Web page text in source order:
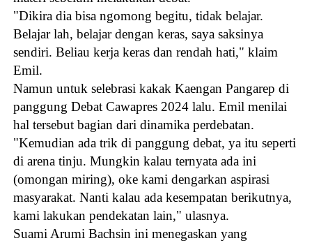
"Dikira dia bisa ngomong begitu, tidak belajar.
Belajar lah, belajar dengan keras, saya saksinya
sendiri. Beliau kerja keras dan rendah hati," klaim
Emil.
Namun untuk selebrasi kakak Kaengan Pangarep di
panggung Debat Cawapres 2024 lalu. Emil menilai
hal tersebut bagian dari dinamika perdebatan.
"Kemudian ada trik di panggung debat, ya itu seperti
di arena tinju. Mungkin kalau ternyata ada ini
(omongan miring), oke kami dengarkan aspirasi
masyarakat. Nanti kalau ada kesempatan berikutnya,
kami lakukan pendekatan lain," ulasnya.
Suami Arumi Bachsin ini menegaskan yang